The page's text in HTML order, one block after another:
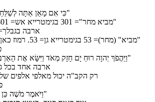
"כִּי אִם מָאֵן אַתָּה
"מביא מחר"= 301 בגימטרייא אש= 301. האש מסמלת אבדן מהיר, והארבה מסמל הרס מהיר.
ארבה בגבלך= 265 בגימטרייא
"מביא" (מחר)= 53 בגימטרייא גן= 53. רמוז כאן שכל הצומח בגן: עצים, שיחים, צמחים וכו' יושמדו ע"י הארבה.
"וַיַּהֲפֹךְ יְהוָה רוּחַ יָם חָזָק מְאֹד וַיִּשָּׂא אֶת
ארבה אחד בכל גבול= 314
רק הקב"ה יכול מאלפי אלפים
"וַיֹּאמֶר מֹשֶׁה